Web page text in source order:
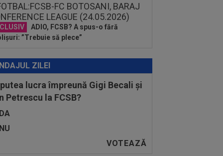
ADIO, FCSB? A spus-o fără
”Trebuie să plece”
ZILEI
lucra împreună Gigi Becali și
Petrescu la FCSB?
DA
NU